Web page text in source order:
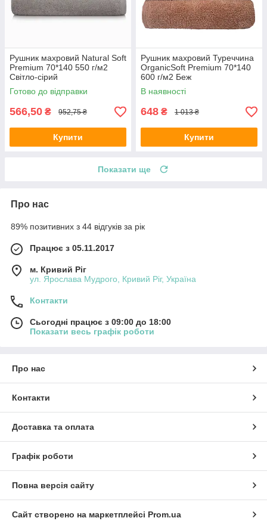
Рушник махровий Natural Soft
Premium 70*140 550 г/м2
Світло-сірий
Готово до відправки
566,50 ₴ 952,75 ₴
Купити
Рушник махровий Туреччина
OrganicSoft Premium 70*140
600 г/м2 Беж
В наявності
648 ₴ 1 013 ₴
Купити
Показати ще
Про нас
89% позитивних з 44 відгуків за рік
Працює з 05.11.2017
м. Кривий Ріг
ул. Ярослава Мудрого, Кривий Ріг, Україна
Контакти
Сьогодні працює з 09:00 до 18:00
Показати весь графік роботи
Про нас
Контакти
Доставка та оплата
Графік роботи
Повна версія сайту
Сайт створено на маркетплейсі Prom.ua